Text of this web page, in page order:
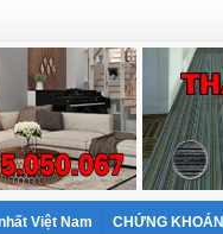
Việt Nam CHỨNG KHOÁN